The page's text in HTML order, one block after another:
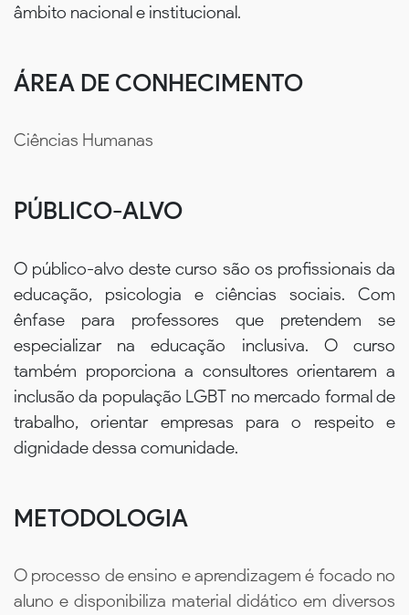
âmbito nacional e institucional.
ÁREA DE CONHECIMENTO
Ciências Humanas
PÚBLICO-ALVO
O público-alvo deste curso são os profissionais da
educação, psicologia e ciências sociais. Com
ênfase para professores que pretendem se
especializar na educação inclusiva. O curso
também proporciona a consultores orientarem a
inclusão da população LGBT no mercado formal de
trabalho, orientar empresas para o respeito e
dignidade dessa comunidade.
METODOLOGIA
O processo de ensino e aprendizagem é focado no
aluno e disponibiliza material didático em diversos